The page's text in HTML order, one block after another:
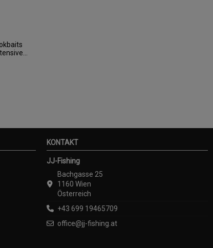
KONTAKT
JJ-Fishing
Bachgasse 25
1160 Wien
Österreich
+43 699 19465709
office@jj-fishing.at